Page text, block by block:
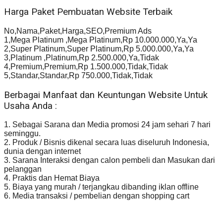
Harga Paket Pembuatan Website Terbaik
No,Nama,Paket,Harga,SEO,Premium Ads
1,Mega Platinum ,Mega Platinum,Rp 10.000.000,Ya,Ya
2,Super Platinum,Super Platinum,Rp 5.000.000,Ya,Ya
3,Platinum ,Platinum,Rp 2.500.000,Ya,Tidak
4,Premium,Premium,Rp 1.500.000,Tidak,Tidak
5,Standar,Standar,Rp 750.000,Tidak,Tidak
Berbagai Manfaat dan Keuntungan Website Untuk
Usaha Anda :
1. Sebagai Sarana dan Media promosi 24 jam sehari 7 hari
seminggu.
2. Produk / Bisnis dikenal secara luas diseluruh Indonesia,
dunia dengan internet
3. Sarana Interaksi dengan calon pembeli dan Masukan dari
pelanggan
4. Praktis dan Hemat Biaya
5. Biaya yang murah / terjangkau dibanding iklan offline
6. Media transaksi / pembelian dengan shopping cart